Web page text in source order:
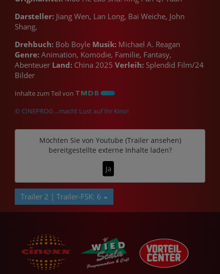
Darsteller: Jiang Wen, Lan Long, Bai Weiche, John
Shang,
Drehbuch: Bob Boyle Musik: Michael A. Reagan
Genre: Animation, Komödie, Familie, Fantasy,
Abenteuer Land: China 2025 Verleih: Splendid Film/24
Bilder
Inhalte zum Teil von
© CINEPROG ...macht Lust auf Ihr Kino!
Möchten Sie von Youtube (Trailer ansehen)
bereitgestellte externe Inhalte laden?
Ja
Trailer 2 | Trailer-FSK: 6